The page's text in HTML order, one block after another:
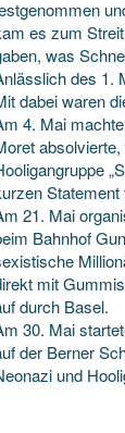
es zum
was
des 1.
dabei waren
4. Mai
21. Mai
Bahnhof
mit
durch Basel.
30. Mai
der Berner
und